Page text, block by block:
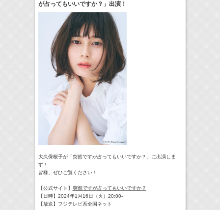
TV) 一緒にごはんをたべるだけ
が占ってもいいですか？」出演！
大久保桜子が「突然ですが占ってもいいですか？」に出演しま
す！
皆様、ぜひご覧ください！
【公式サイト】 突然ですが占ってもいいですか？
【日時】2024年1月16日（火）20:00-
【放送】フジテレビ系全国ネット